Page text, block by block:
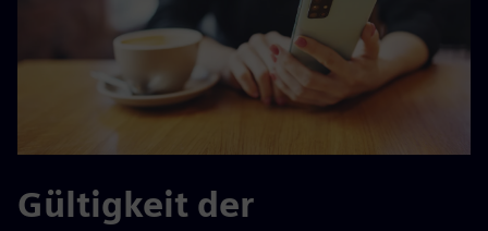
Gültigkeit der